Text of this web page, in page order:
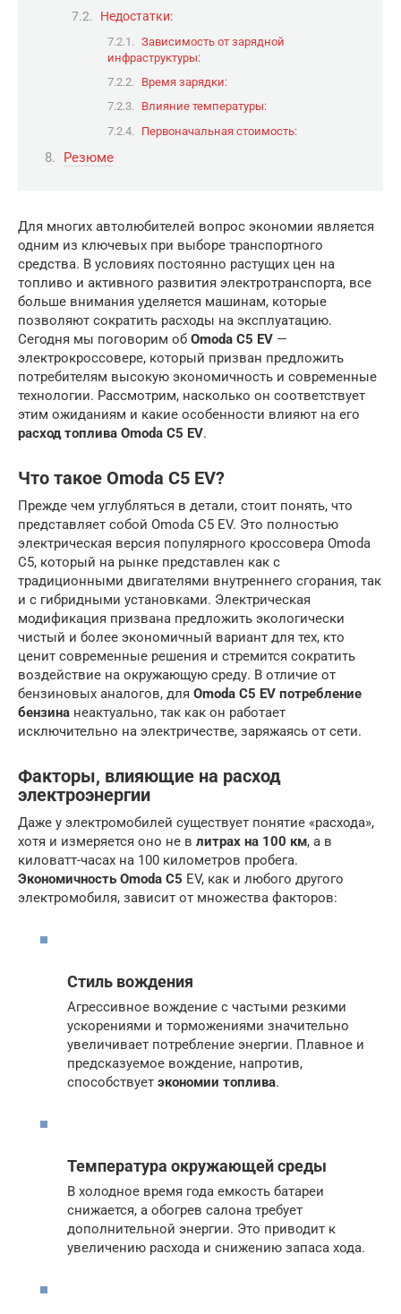
Недостатки:
Зависимость от зарядной
инфраструктуры:
Время зарядки:
Влияние температуры:
Первоначальная стоимость:
Резюме
Для многих автолюбителей вопрос экономии является
одним из ключевых при выборе транспортного
средства. В условиях постоянно растущих цен на
топливо и активного развития электротранспорта, все
больше внимания уделяется машинам, которые
позволяют сократить расходы на эксплуатацию.
Сегодня мы поговорим об Omoda C5 EV —
электрокроссовере, который призван предложить
потребителям высокую экономичность и современные
технологии. Рассмотрим, насколько он соответствует
этим ожиданиям и какие особенности влияют на его
расход топлива Omoda C5 EV.
Что такое Omoda C5 EV?
Прежде чем углубляться в детали, стоит понять, что
представляет собой Omoda C5 EV. Это полностью
электрическая версия популярного кроссовера Omoda
C5, который на рынке представлен как с
традиционными двигателями внутреннего сгорания, так
и с гибридными установками. Электрическая
модификация призвана предложить экологически
чистый и более экономичный вариант для тех, кто
ценит современные решения и стремится сократить
воздействие на окружающую среду. В отличие от
бензиновых аналогов, для Omoda C5 EV потребление
бензина неактуально, так как он работает
исключительно на электричестве, заряжаясь от сети.
Факторы, влияющие на расход
электроэнергии
Даже у электромобилей существует понятие «расхода»,
хотя и измеряется оно не в литрах на 100 км, а в
киловатт-часах на 100 километров пробега.
Экономичность Omoda C5 EV, как и любого другого
электромобиля, зависит от множества факторов:
Стиль вождения
Агрессивное вождение с частыми резкими
ускорениями и торможениями значительно
увеличивает потребление энергии. Плавное и
предсказуемое вождение, напротив,
способствует экономии топлива.
Температура окружающей среды
В холодное время года емкость батареи
снижается, а обогрев салона требует
дополнительной энергии. Это приводит к
увеличению расхода и снижению запаса хода.